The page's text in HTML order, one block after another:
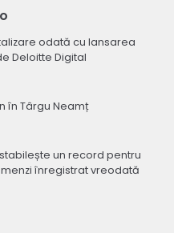
odată cu lansarea
Deloitte Digital
în Târgu Neamț
un record pentru
înregistrat vreodată